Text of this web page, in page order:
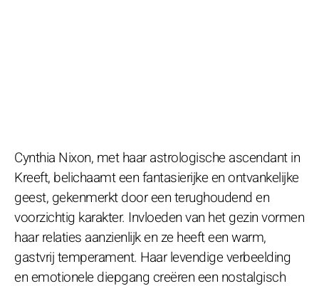
Cynthia Nixon, met haar astrologische ascendant in
Kreeft, belichaamt een fantasierijke en ontvankelijke
geest, gekenmerkt door een terughoudend en
voorzichtig karakter. Invloeden van het gezin vormen
haar relaties aanzienlijk en ze heeft een warm,
gastvrij temperament. Haar levendige verbeelding
en emotionele diepgang creëren een nostalgisch